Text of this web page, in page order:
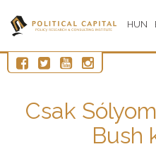
HUN
Csak
Bush